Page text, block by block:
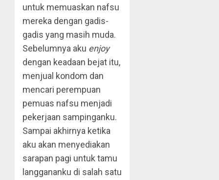
untuk memuaskan nafsu
mereka dengan gadis-
gadis yang masih muda.
Sebelumnya aku enjoy
dengan keadaan bejat itu,
menjual kondom dan
mencari perempuan
pemuas nafsu menjadi
pekerjaan sampinganku.
Sampai akhirnya ketika
aku akan menyediakan
sarapan pagi untuk tamu
langgananku di salah satu